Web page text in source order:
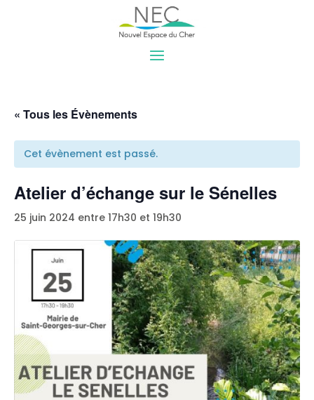
« Tous les Évènements
Cet évènement est passé.
Atelier d’échange sur le Sénelles
25 juin 2024 entre 17h30 et 19h30